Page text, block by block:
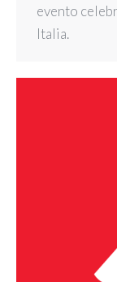
evento
Italia.